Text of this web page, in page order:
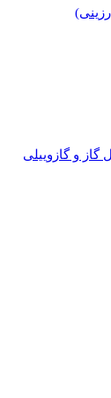
و گازوییلی